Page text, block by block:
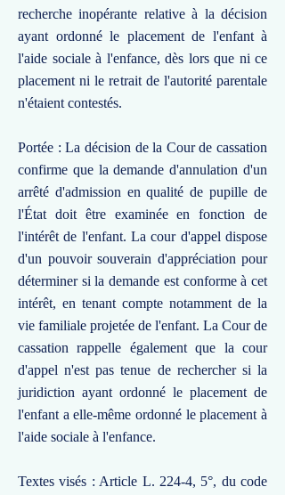
recherche inopérante relative à la décision
ayant ordonné le placement de l'enfant à
l'aide sociale à l'enfance, dès lors que ni ce
placement ni le retrait de l'autorité parentale
n'étaient contestés.
Portée : La décision de la Cour de cassation
confirme que la demande d'annulation d'un
arrêté d'admission en qualité de pupille de
l'État doit être examinée en fonction de
l'intérêt de l'enfant. La cour d'appel dispose
d'un pouvoir souverain d'appréciation pour
déterminer si la demande est conforme à cet
intérêt, en tenant compte notamment de la
vie familiale projetée de l'enfant. La Cour de
cassation rappelle également que la cour
d'appel n'est pas tenue de rechercher si la
juridiction ayant ordonné le placement de
l'enfant a elle-même ordonné le placement à
l'aide sociale à l'enfance.
Textes visés : Article L. 224-4, 5°, du code